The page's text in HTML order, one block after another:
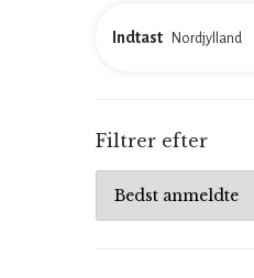
Indtast
Filtrer efter